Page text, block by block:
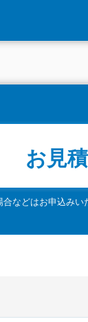
お見
などはお申込みい